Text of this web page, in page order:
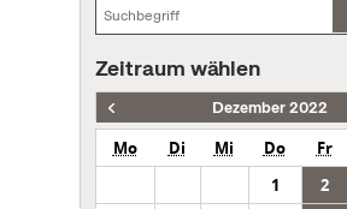
Zeitraum wählen
Dezember 2022
Mo Di Mi Do Fr
1
2